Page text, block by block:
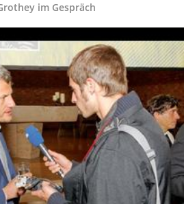
im Gespräch